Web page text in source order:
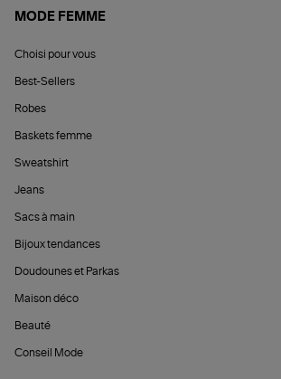
MODE FEMME
Choisi pour vous
Best-Sellers
Robes
Baskets femme
Sweatshirt
Jeans
Sacs à main
Bijoux tendances
Doudounes et Parkas
Maison déco
Beauté
Conseil Mode